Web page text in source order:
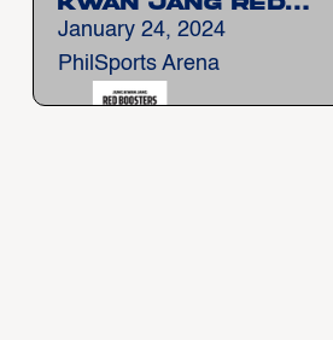
Boosters
January 24, 2024
PhilSports Arena